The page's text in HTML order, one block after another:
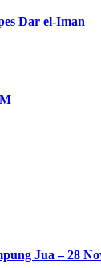
Dar el-Iman
Jua – 28